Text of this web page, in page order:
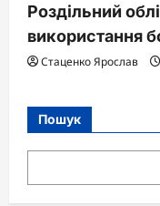
Роздільний
використання
Стаценко Ярослав
Пошук